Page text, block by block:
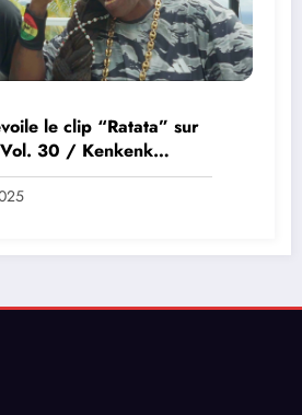
le clip “Ratata” sur
30 / Kenkenk